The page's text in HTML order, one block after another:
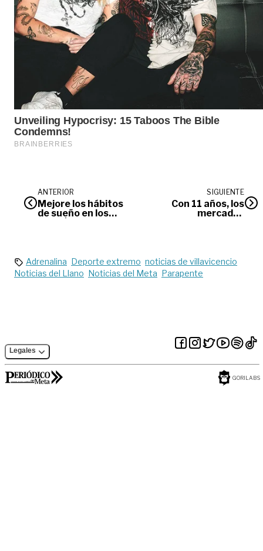
ANTERIOR
Mejore los hábitos
de sueño en los
SIGUIENTE
Con 11 años, los
mercados
Adrenalina Deporte extremo noticias de villavicencio
Noticias del Llano Noticias del Meta Parapente
Legales
GORILABS